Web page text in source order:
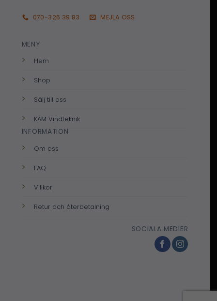
070-326 39 83 MEJLA OSS
MENY
Hem
Shop
Sälj till oss
KAM Vindteknik
INFORMATION
Om oss
FAQ
Villkor
Retur och återbetalning
SOCIALA MEDIER